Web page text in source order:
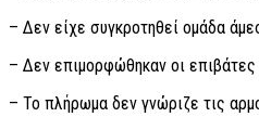
– Δεν είχε συγκροτηθεί ομάδα
– Δεν επιμορφώθηκαν οι
– Το πλήρωμα δεν γνώριζε τις